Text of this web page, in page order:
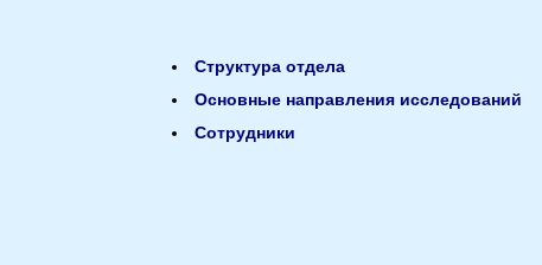
Структура отдела
Основные направления исследований
Сотрудники